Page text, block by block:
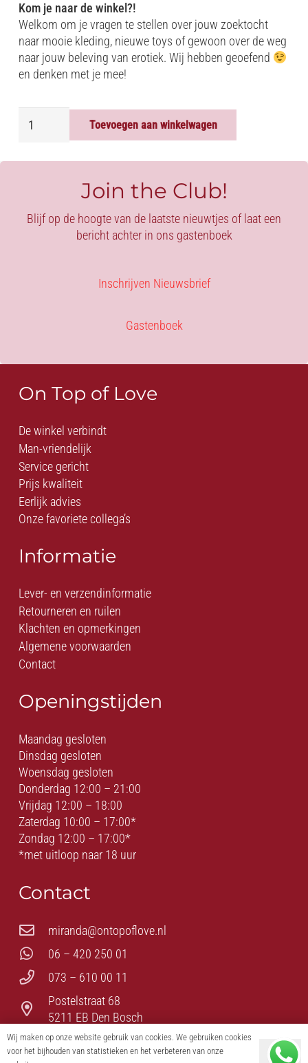
Kom je naar de winkel?!
Welkom om je vragen te stellen over jouw zoektocht
naar mooie kleding, nieuwe toys of gewoon over de weg
naar jouw beleving van erotiek. Wij hebben geoefend
en denken met je mee!
GIRLS
SAVANNAH
Toevoegen aan winkelwagen
Join the Club!
Blijf op de hoogte van de laatste nieuwtjes of laat een
bericht achter in ons gastenboek
Inschrijven Nieuwsbrief
Gastenboek
On Top of Love
De winkel verbindt
Man-vriendelijk
Service gericht
Prijs kwaliteit
Eerlijk advies
Onze favoriete collega’s
Informatie
Lever- en verzendinformatie
Retourneren en ruilen
Klachten en opmerkingen
Algemene voorwaarden
Contact
Openingstijden
Maandag gesloten
Dinsdag gesloten
Woensdag gesloten
Donderdag 12:00 – 21:00
Vrijdag 12:00 – 18:00
Zaterdag 10:00 – 17:00*
Zondag 12:00 – 17:00*
*met uitloop naar 18 uur
Contact
miranda@ontopoflove.nl
06 – 420 250 01
073 – 610 00 11
Postelstraat 68
5211 EB Den Bosch
Wij maken op onze website gebruik van cookies. We gebruiken cookies
voor het bijhouden van statistieken en het verbeteren van onze
Ok